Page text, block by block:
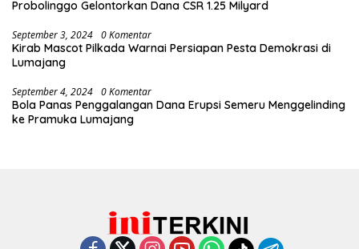
Probolinggo Gelontorkan Dana CSR 1.25 Milyard
September 3, 2024 0 Komentar
Kirab Mascot Pilkada Warnai Persiapan Pesta Demokrasi di
Lumajang
September 4, 2024 0 Komentar
Bola Panas Penggalangan Dana Erupsi Semeru Menggelinding
ke Pramuka Lumajang